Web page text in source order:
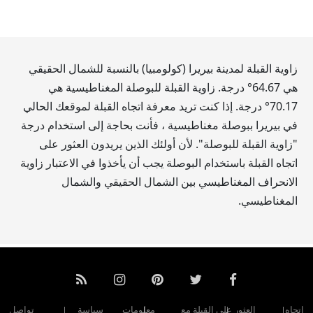
زاوية القبلة لمدينة بيريرا (كولومبيا) بالنسبة للشمال الحقيقي
هي64.67° درجة. زاوية القبلة للبوصلة المغناطيسية هي
70.17° درجة. إذا كنت تريد معرفة اتجاه القبلة لموقعك الحالي
في بيريرا ببوصلة مغناطيسية ، فأنت بحاجة إلى استخدام درجة
"زاوية القبلة للبوصلة". لأن أولئك الذين يريدون العثور على
اتجاه القبلة باستخدام البوصلة يجب أن يأخذوا في الاعتبار زاوية
الانحراف المغناطيسي بين الشمال الحقيقي والشمال
المغناطيسي.
اتجاه العثور على القبلة مع معلومات سياسة تواصل